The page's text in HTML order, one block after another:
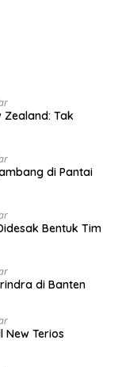
Zealand: Tak
di Pantai
Bentuk Tim
di Banten
New Terios